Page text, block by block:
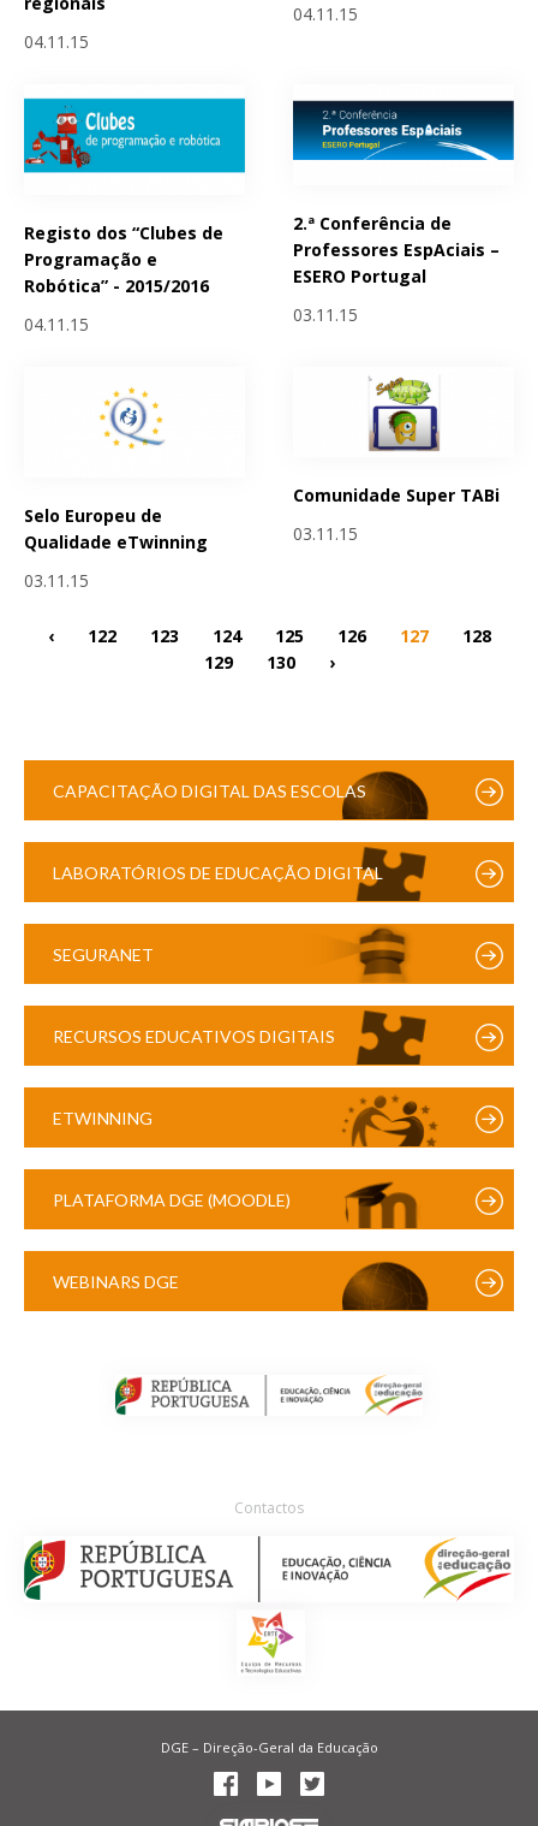
04.11.15
04.11.15
Registo dos “Clubes de
Programação e
Robótica” - 2015/2016
04.11.15
2.ª Conferência de
Professores EspAciais –
ESERO Portugal
03.11.15
Selo Europeu de
Qualidade eTwinning
03.11.15
Comunidade Super TABi
03.11.15
‹ 122 123 124 125 126 127
128
129
130 ›
CAPACITAÇÃO DIGITAL DAS ESCOLAS
LABORATÓRIOS DE EDUCAÇÃO DIGITAL
SEGURANET
RECURSOS EDUCATIVOS DIGITAIS
ETWINNING
PLATAFORMA DGE (MOODLE)
WEBINARS DGE
Contactos
DGE – Direção-Geral da Educação